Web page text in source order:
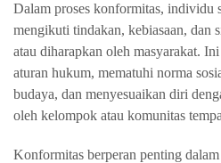
Dalam proses konformitas, individu
mengikuti tindakan, kebiasaan, dan
atau diharapkan oleh masyarakat.
aturan hukum, mematuhi norma
budaya, dan menyesuaikan diri
oleh kelompok atau komunitas
Konformitas berperan penting